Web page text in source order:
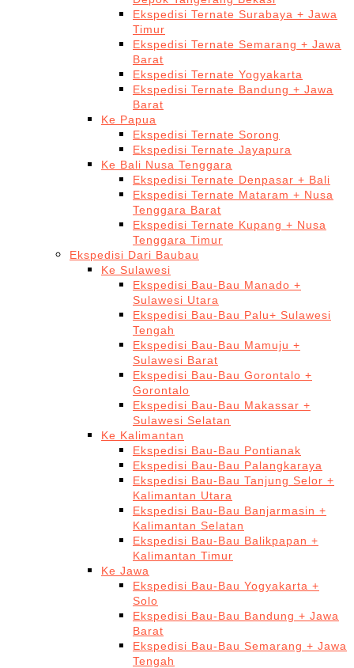
Ekspedisi Ternate Surabaya + Jawa
Timur
Ekspedisi Ternate Semarang + Jawa
Barat
Ekspedisi Ternate Yogyakarta
Ekspedisi Ternate Bandung + Jawa
Barat
Ke Papua
Ekspedisi Ternate Sorong
Ekspedisi Ternate Jayapura
Ke Bali Nusa Tenggara
Ekspedisi Ternate Denpasar + Bali
Ekspedisi Ternate Mataram + Nusa
Tenggara Barat
Ekspedisi Ternate Kupang + Nusa
Tenggara Timur
Ekspedisi Dari Baubau
Ke Sulawesi
Ekspedisi Bau-Bau Manado +
Sulawesi Utara
Ekspedisi Bau-Bau Palu+ Sulawesi
Tengah
Ekspedisi Bau-Bau Mamuju +
Sulawesi Barat
Ekspedisi Bau-Bau Gorontalo +
Gorontalo
Ekspedisi Bau-Bau Makassar +
Sulawesi Selatan
Ke Kalimantan
Ekspedisi Bau-Bau Pontianak
Ekspedisi Bau-Bau Palangkaraya
Ekspedisi Bau-Bau Tanjung Selor +
Kalimantan Utara
Ekspedisi Bau-Bau Banjarmasin +
Kalimantan Selatan
Ekspedisi Bau-Bau Balikpapan +
Kalimantan Timur
Ke Jawa
Ekspedisi Bau-Bau Yogyakarta +
Solo
Ekspedisi Bau-Bau Bandung + Jawa
Barat
Ekspedisi Bau-Bau Semarang + Jawa
Tengah